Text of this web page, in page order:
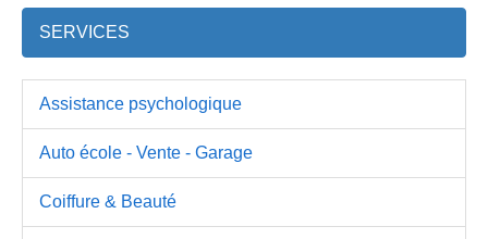
SERVICES
Assistance psychologique
Auto école - Vente - Garage
Coiffure & Beauté